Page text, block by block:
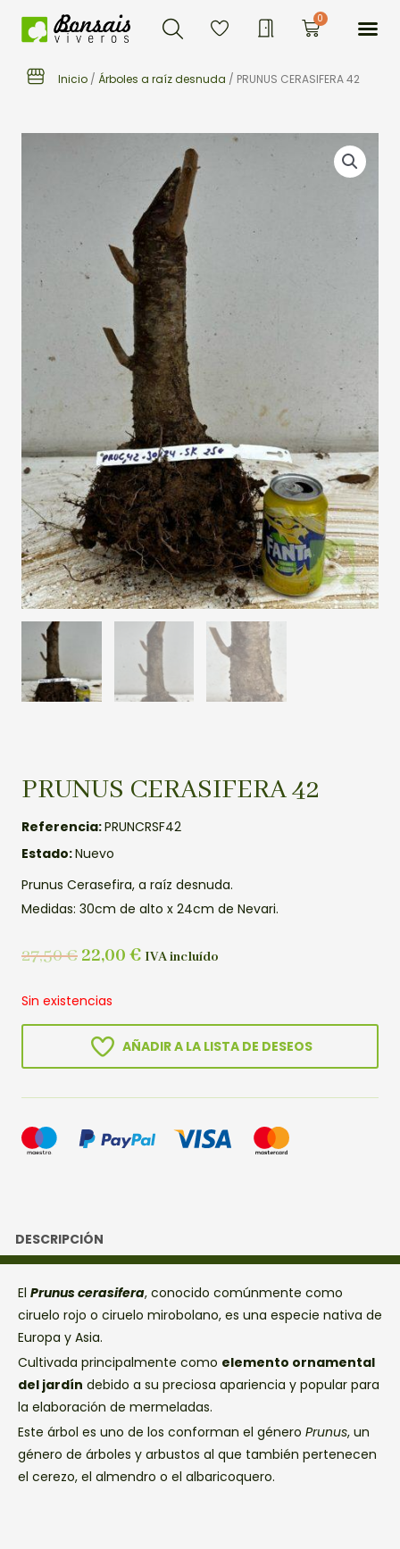
Buscar 0Carrito
Inicio / Árboles a raíz desnuda / PRUNUS CERASIFERA 42
PRUNUS CERASIFERA 42
Referencia:PRUNCRSF42
Estado:Nuevo
Prunus Cerasefira, a raíz desnuda.
Medidas: 30cm de alto x 24cm de Nevari.
27,50€ 22,00 € IVA incluído
Sin existencias
AÑADIR A LA LISTA DE DESEOS
DESCRIPCIÓN
El Prunus cerasifera, conocido comúnmente como
ciruelo rojo o ciruelo mirobolano, es una especie nativa de
Europa y Asia.
Cultivada principalmente como elemento ornamental
del jardín debido a su preciosa apariencia y popular para
la elaboración de mermeladas.
Este árbol es uno de los conforman el género Prunus, un
género de árboles y arbustos al que también pertenecen
el cerezo, el almendro o el albaricoquero.